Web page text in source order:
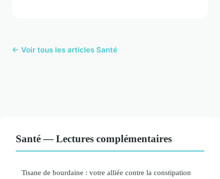
← Voir tous les articles Santé
Santé — Lectures complémentaires
Tisane de bourdaine : votre alliée contre la constipation